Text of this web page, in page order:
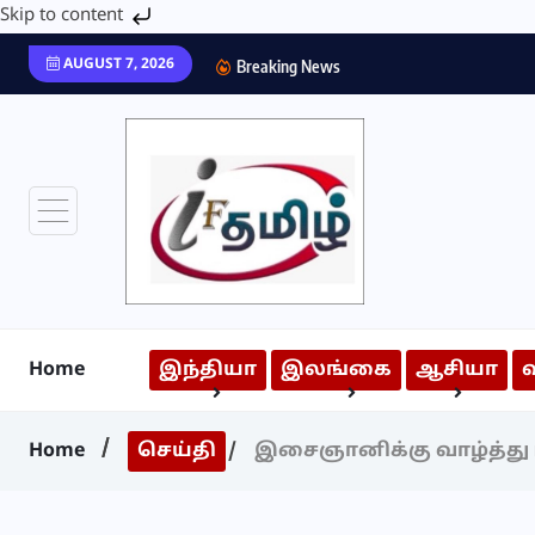
Skip to content
AUGUST 7, 2026 Breaking News
Home இந்தியா இலங்கை ஆசியா
Home செய்தி இசைஞானிக்கு வாழ்த்து